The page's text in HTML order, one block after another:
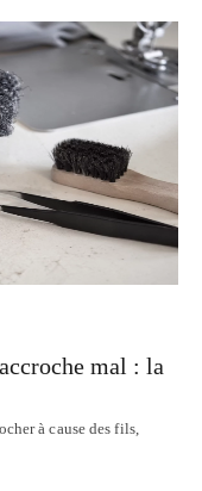
mal : la
à cause des fils,